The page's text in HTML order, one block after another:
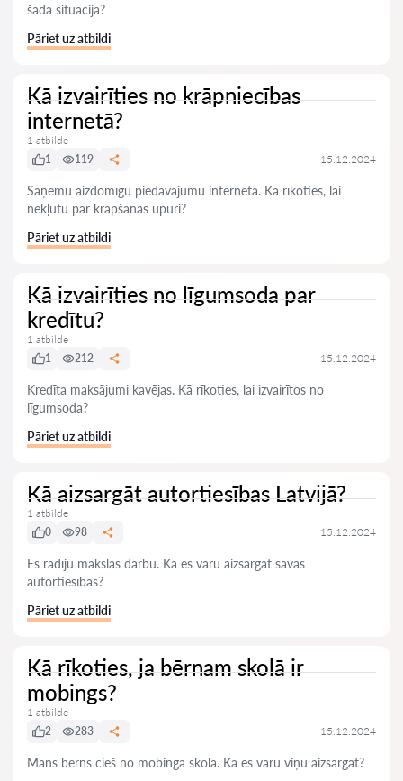
šādā situācijā?
Pāriet uz atbildi
Kā izvairīties no krāpniecības
internetā?
1 atbilde
1
119 15.12.2024
Saņēmu aizdomīgu piedāvājumu internetā. Kā rīkoties, lai
nekļūtu par krāpšanas upuri?
Pāriet uz atbildi
Kā izvairīties no līgumsoda par
kredītu?
1 atbilde
1
212 15.12.2024
Kredīta maksājumi kavējas. Kā rīkoties, lai izvairītos no
līgumsoda?
Pāriet uz atbildi
Kā aizsargāt autortiesības Latvijā?
1 atbilde
0
98 15.12.2024
Es radīju mākslas darbu. Kā es varu aizsargāt savas
autortiesības?
Pāriet uz atbildi
Kā rīkoties, ja bērnam skolā ir
mobings?
1 atbilde
2
283 15.12.2024
Mans bērns cieš no mobinga skolā. Kā es varu viņu aizsargāt?